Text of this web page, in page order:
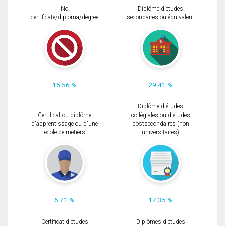
No
certificate/diploma/degree
15.56 %
Diplôme d'études
secondaires ou équivalent
29.41 %
Certificat ou diplôme
d'apprentissage ou d'une
école de métiers
6.71 %
Diplôme d'études
collégiales ou d'études
postsecondaires (non
universitaires)
17.35 %
Certificat d'études
Diplômes d'études